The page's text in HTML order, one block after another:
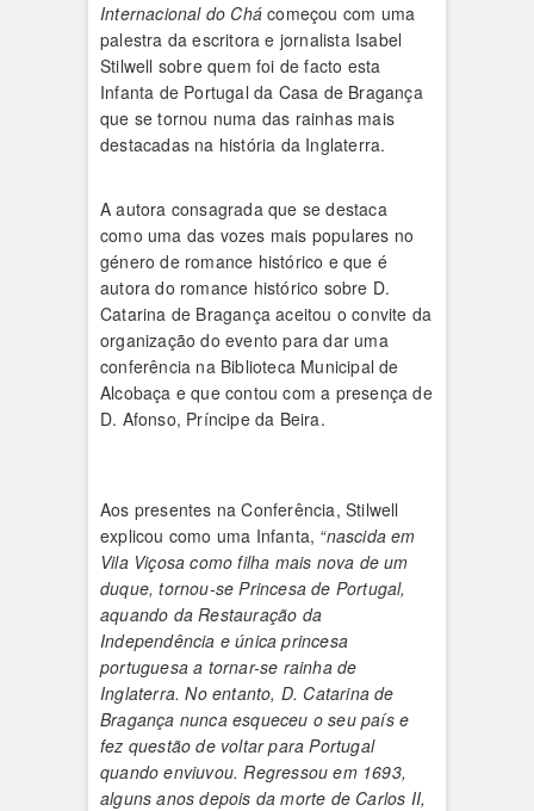
Internacional do Chá começou com uma
palestra da escritora e jornalista Isabel
Stilwell sobre quem foi de facto esta
Infanta de Portugal da Casa de Bragança
que se tornou numa das rainhas mais
destacadas na história da Inglaterra.
A autora consagrada que se destaca
como uma das vozes mais populares no
género de romance histórico e que é
autora do romance histórico sobre D.
Catarina de Bragança aceitou o convite da
organização do evento para dar uma
conferência na Biblioteca Municipal de
Alcobaça e que contou com a presença de
D. Afonso, Príncipe da Beira.
Aos presentes na Conferência, Stilwell
explicou como uma Infanta, “nascida em
Vila Viçosa como filha mais nova de um
duque, tornou-se Princesa de Portugal,
aquando da Restauração da
Independência e única princesa
portuguesa a tornar-se rainha de
Inglaterra. No entanto, D. Catarina de
Bragança nunca esqueceu o seu país e
fez questão de voltar para Portugal
quando enviuvou. Regressou em 1693,
alguns anos depois da morte de Carlos II,